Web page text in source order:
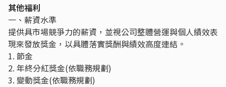
其他福利
一、薪資水準
提供具市場競爭力的薪資，並視公司整體營運與個人績效表
現來發放獎金，以具體落實獎酬與績效高度連結。
1. 節金
2. 年終分紅獎金(依職務規劃)
3. 變動獎金(依職務規劃)